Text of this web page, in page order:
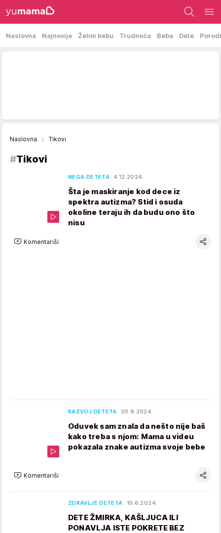
Naslovna Najnovije Želim bebu Trudnoća Beba Dete
Naslovna Tikovi
#Tikovi
NEGA DETETA 4.12.2024.
Šta je maskiranje kod dece iz
spektra autizma? Stid i osuda
okoline teraju ih da budu ono što
nisu
Komentariši
RAZVOJ DETETA 30.9.2024.
Oduvek sam znala da nešto nije baš
kako treba s njom: Mama u videu
pokazala znake autizma svoje bebe
Komentariši
ZDRAVLJE DETETA 15.6.2024.
DETE ŽMIRKA, KAŠLJUCA ILI
PONAVLJA ISTE POKRETE BEZ